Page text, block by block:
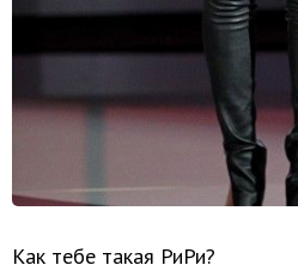
Как тебе такая РиРи?